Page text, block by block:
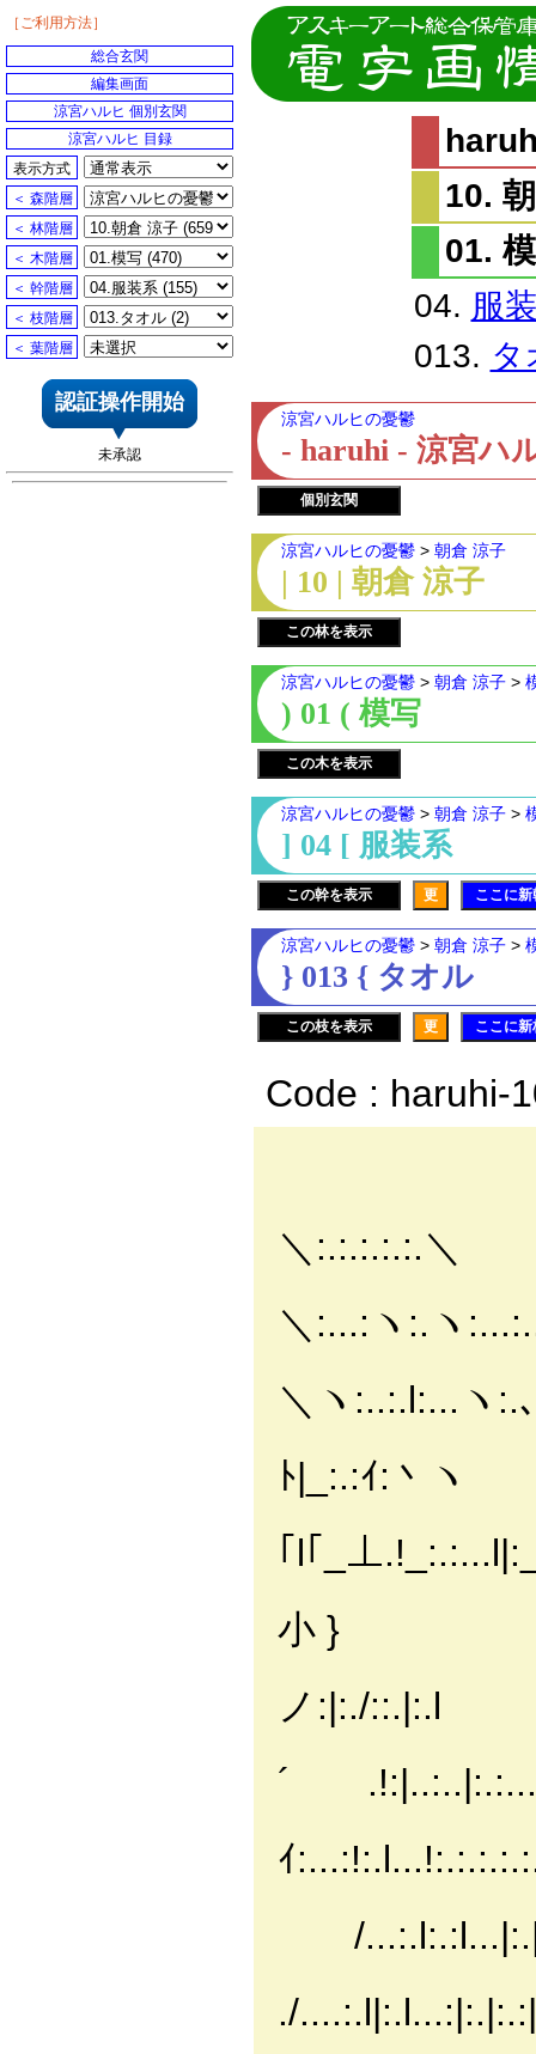
10.
01.
04. 服
013. タ
涼宮ハルヒの憂鬱
- haruhi - 涼宮ハ
個別玄関
涼宮ハルヒの憂鬱 > 朝倉 涼子
| 10 | 朝倉 涼子
この林を表示
涼宮ハルヒの憂鬱 > 朝倉 涼子 >
) 01 ( 模写
この木を表示
涼宮ハルヒの憂鬱 > 朝倉 涼子 >
] 04 [ 服装系
この幹を表示 更 ここに
涼宮ハルヒの憂鬱 > 朝倉 涼子 >
} 013 { タオル
この枝を表示 更 ここに
Code : haruhi-
＼:.:.:.:.:.＼
＼:...:ヽ:.ヽ
＼ヽ:..:.l:...ヽ:.
ﾄ|_:.:ｲ:丶ヽ
｢l｢
小 }
ノ:|:./::.|:.l
´
ｲ
/
./
［ご利用方法］
総合玄関
編集画面
涼宮ハルヒ 個別玄関
涼宮ハルヒ 目録
表示方式
＜ 森階層
＜ 林階層
＜ 木階層
＜ 幹階層
＜ 枝階層
＜ 葉階層
認証操作開始
未承認